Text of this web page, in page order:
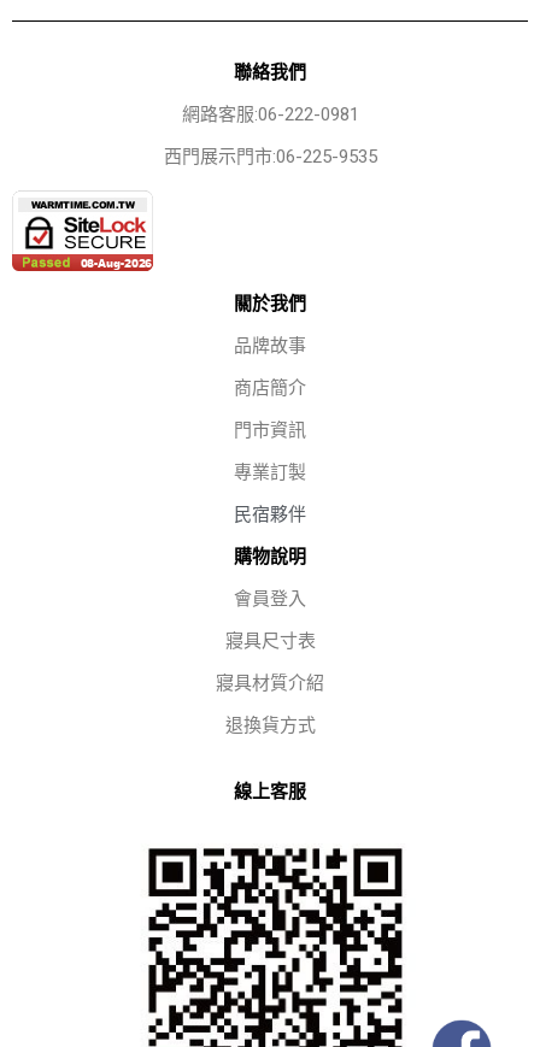
聯絡我們
網路客服:06-222-0981
西門展示門市:06-225-9535
關於我們
品牌故事
商店簡介
門市資訊
專業訂製
民宿夥伴
購物說明
會員登入
寢具尺寸表
寢具材質介紹
退換貨方式
線上客服